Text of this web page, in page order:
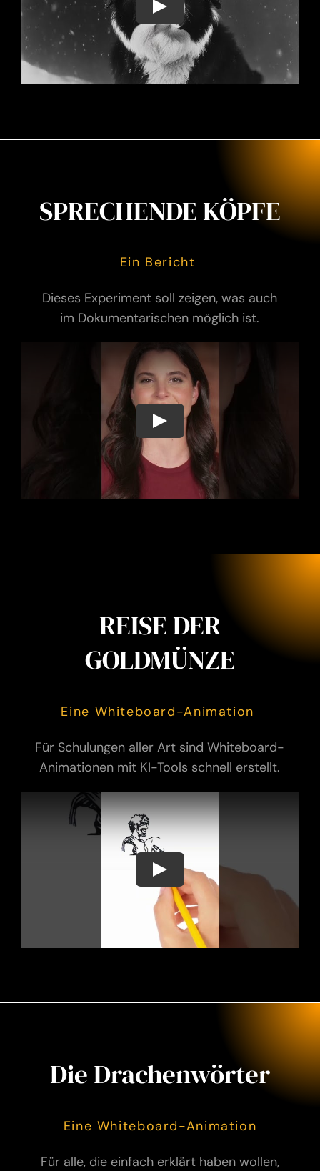
Play
SPRECHENDE KÖPFE
Ein Bericht
Dieses Experiment soll zeigen, was auch
im Dokumentarischen möglich ist.
Play
Play
REISE DER
GOLDMÜNZE
Eine Whiteboard-Animation
Für Schulungen aller Art sind Whiteboard-
Animationen mit KI-Tools schnell erstellt.
Die Drachenwörter
Eine Whiteboard-Animation
Für alle, die einfach erklärt haben wollen,